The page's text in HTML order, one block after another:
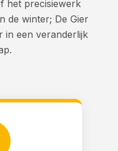
het precisiewerk
de winter; De Gier
in een veranderlijk